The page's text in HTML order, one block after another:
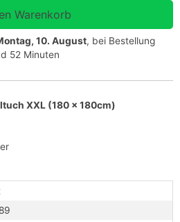
10. August, bei Bestellung
52 Minuten
XXL (180 x 180cm)